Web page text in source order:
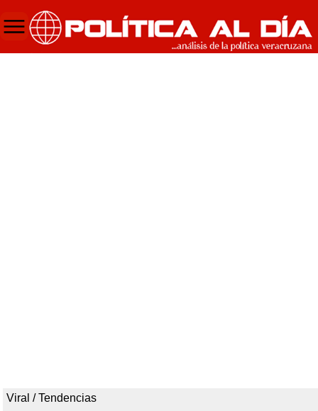
Viral / Tendencias